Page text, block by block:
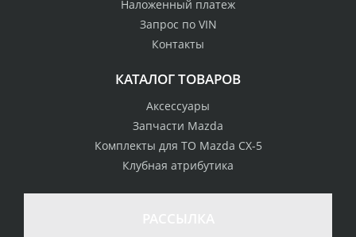
стоимости
Гарантия качества
Наложенный платеж
Запрос по VIN
Контакты
КАТАЛОГ ТОВАРОВ
Аксессуары
Запчасти Mazda
Комплекты для ТО Mazda CX-5
Клубная атрибутика